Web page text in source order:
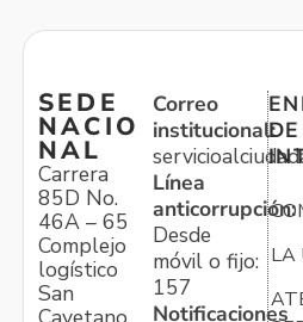
SEDE
NACIO
NAL
Carrera
85D No.
46A – 65
Complejo
logístico
San
Correo
institucional:
Línea
anticorrupción:
Desde
móvil o fijo:
157
Notificaciones
DE
LA